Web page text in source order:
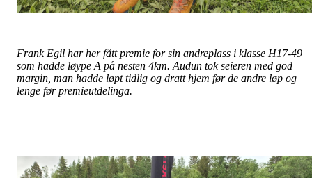
Frank Egil har her fått premie for sin andreplass i klasse H17-49
som hadde løype A på nesten 4km. Audun tok seieren med god
margin, man hadde løpt tidlig og dratt hjem før de andre løp og
lenge før premieutdelinga.